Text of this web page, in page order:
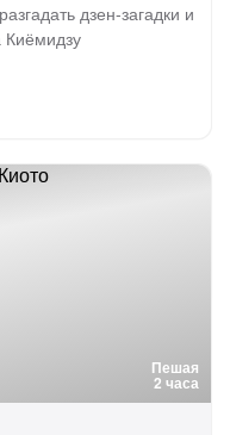
дзен-загадки и
Киёмидзу
Пешая
2 часа